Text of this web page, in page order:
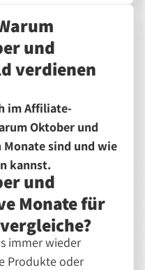
und
verdienen
im Affiliate-
Oktober und
sind und wie
kannst.
und
Monate für
immer wieder
Produkte oder